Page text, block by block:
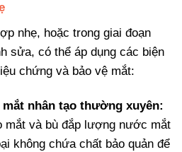
nhẹ, hoặc trong giai đoạn
sửa, có thể áp dụng các biện
chứng và bảo vệ mắt:
nhân tạo thường xuyên:
mắt và bù đắp lượng nước mắt
không chứa chất bảo quản để